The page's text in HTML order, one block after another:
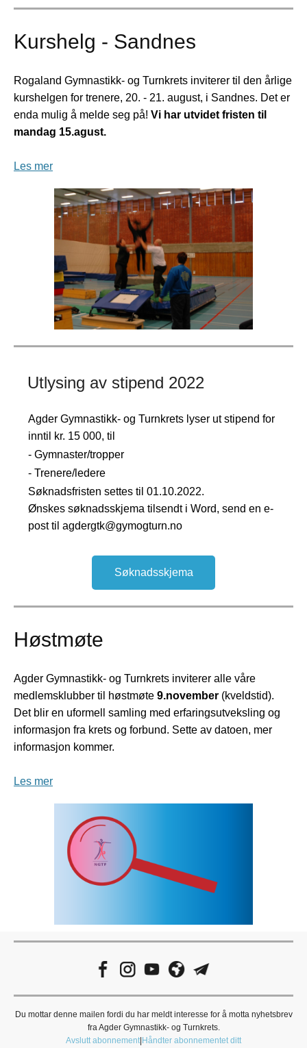
Kurshelg - Sandnes
Rogaland Gymnastikk- og Turnkrets inviterer til den årlige
kurshelgen for trenere, 20. - 21. august, i Sandnes. Det er
enda mulig å melde seg på! Vi har utvidet fristen til
mandag 15.agust.
Les mer
Utlysing av stipend 2022
Agder Gymnastikk- og Turnkrets lyser ut stipend for
inntil kr. 15 000, til
- Gymnaster/tropper
- Trenere/ledere
Søknadsfristen settes til 01.10.2022.
Ønskes søknadsskjema tilsendt i Word, send en e-
post til agdergtk@gymogturn.no
Søknadsskjema
Høstmøte
Agder Gymnastikk- og Turnkrets inviterer alle våre
medlemsklubber til høstmøte 9.november (kveldstid).
Det blir en uformell samling med erfaringsutveksling og
informasjon fra krets og forbund. Sette av datoen, mer
informasjon kommer.
Les mer
Du mottar denne mailen fordi du har meldt interesse for å motta nyhetsbrev
fra Agder Gymnastikk- og Turnkrets.
Avslutt abonnement| Håndter abonnementet ditt